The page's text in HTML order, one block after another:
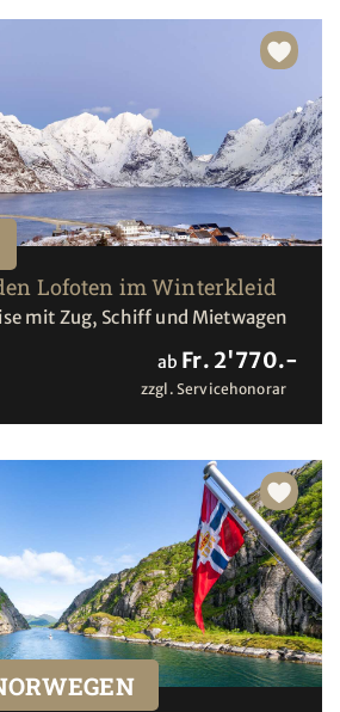
Lofoten im Winterkleid
mit Zug, Schiff und Mietwagen
ab Fr. 2'770.-
zzgl. Servicehonorar